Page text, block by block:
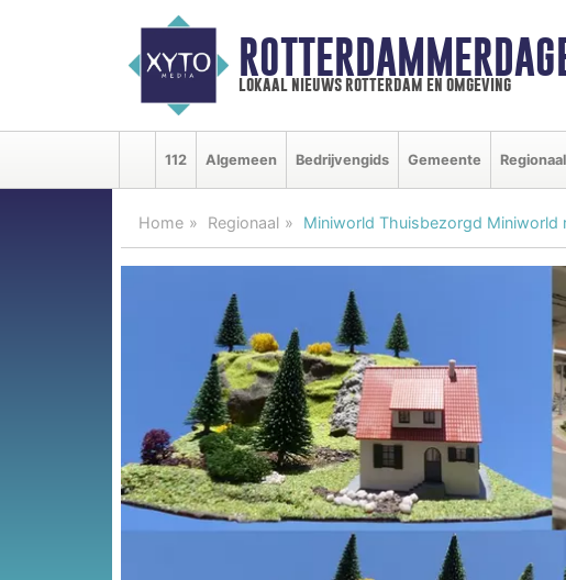
lokaal nieuws rotterdam en omgeving
112 Algemeen Bedrijvengids Gemeente Regionaal
Home Regionaal Miniworld Thuisbezorgd